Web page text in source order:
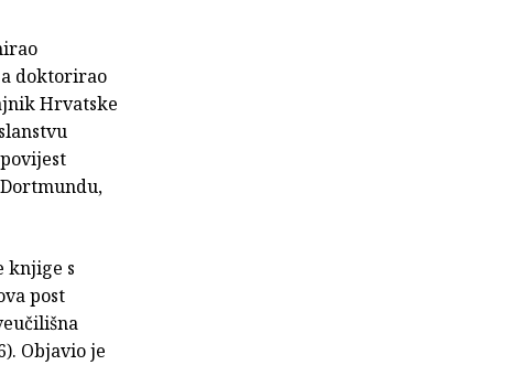
doktorirao
Hrvatske
knjige s
post
Objavio je